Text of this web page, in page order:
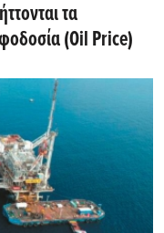
τα
(Oil Price)